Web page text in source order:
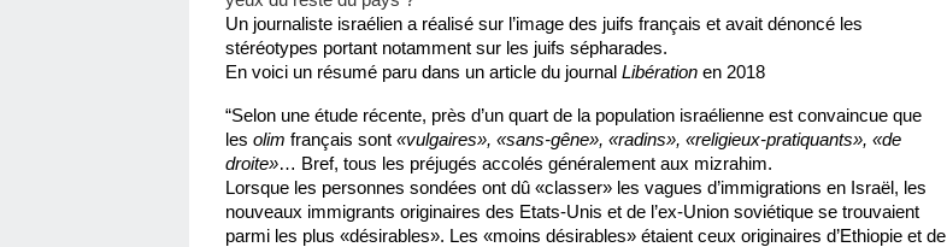
Un journaliste israélien a réalisé sur l’image des juifs français et avait dénoncé les
stéréotypes portant notamment sur les juifs sépharades.
En voici un résumé paru dans un article du journal Libération en 2018
“Selon une étude récente, près d’un quart de la population israélienne est convaincue que
les olim français sont «vulgaires», «sans-gêne», «radins», «religieux-pratiquants», «de
droite»… Bref, tous les préjugés accolés généralement aux mizrahim.
Lorsque les personnes sondées ont dû «classer» les vagues d’immigrations en Israël, les
nouveaux immigrants originaires des Etats-Unis et de l’ex-Union soviétique se trouvaient
parmi les plus «désirables». Les «moins désirables» étaient ceux originaires d’Ethiopie et de